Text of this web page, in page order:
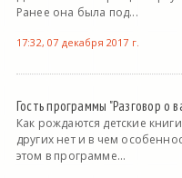
Ранее она была под...
17:32, 07 декабря 2017 г.
Гость программы "Разговор
Как рождаются детские
других нет и в чем
этом в программе...